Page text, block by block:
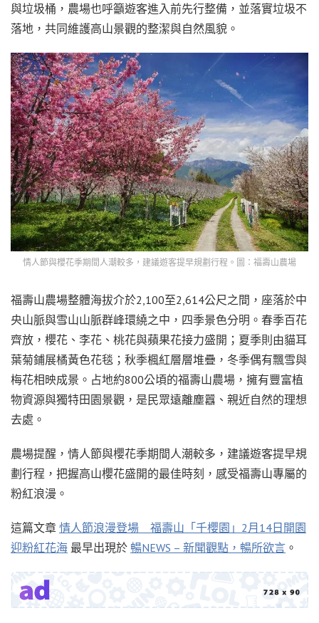
與垃圾桶，農場也呼籲遊客進入前先行整備，並落實垃圾不
落地，共同維護高山景觀的整潔與自然風貌。
情人節與櫻花季期間人潮較多，建議遊客提早規劃行程。圖：福壽山農場
福壽山農場整體海拔介於2,100至2,614公尺之間，座落於中
央山脈與雪山山脈群峰環繞之中，四季景色分明。春季百花
齊放，櫻花、李花、桃花與蘋果花接力盛開；夏季則由貓耳
葉菊鋪展橘黃色花毯；秋季楓紅層層堆疊，冬季偶有飄雪與
梅花相映成景。占地約800公頃的福壽山農場，擁有豐富植
物資源與獨特田園景觀，是民眾遠離塵囂、親近自然的理想
去處。
農場提醒，情人節與櫻花季期間人潮較多，建議遊客提早規
劃行程，把握高山櫻花盛開的最佳時刻，感受福壽山專屬的
粉紅浪漫。
這篇文章 情人節浪漫登場 福壽山「千櫻園」2月14日開園
迎粉紅花海 最早出現於 暢NEWS – 新聞觀點，暢所欲言 。